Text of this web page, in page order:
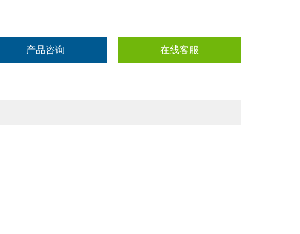
产品咨询 在线客服